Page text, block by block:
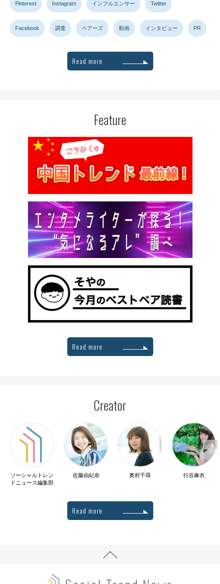
Pinterest Instagram インフルエンサー Twitter
Facebook 調査 ペアーズ 動画 インタビュー PR
Read more
Feature
Read more
Creator
ソーシャルトレン
ドニュース編集部
佐藤由紀奈 奥村千尋 行谷麻衣
Read more